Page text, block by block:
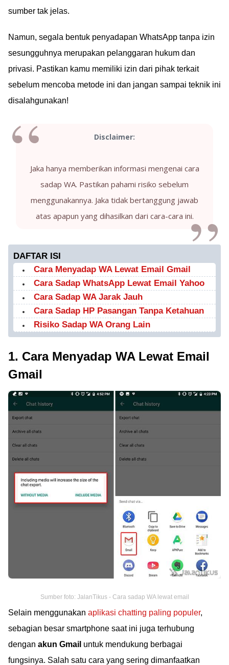
sumber tak jelas.
Namun, segala bentuk penyadapan WhatsApp tanpa izin
sesungguhnya merupakan pelanggaran hukum dan
privasi. Pastikan kamu memiliki izin dari pihak terkait
sebelum mencoba metode ini dan jangan sampai teknik ini
disalahgunakan!
Disclaimer:
Jaka hanya memberikan informasi mengenai cara
sadap WA. Pastikan pahami risiko sebelum
menggunakannya. Jaka tidak bertanggung jawab
atas apapun yang dihasilkan dari cara-cara ini.
DAFTAR ISI
Cara Menyadap WA Lewat Email Gmail
Cara Sadap WhatsApp Lewat Email Yahoo
Cara Sadap WA Jarak Jauh
Cara Sadap HP Pasangan Tanpa Ketahuan
Risiko Sadap WA Orang Lain
1. Cara Menyadap WA Lewat Email
Gmail
Sumber foto: JalanTikus - Cara sadap WA lewat email
Selain menggunakan aplikasi chatting paling populer,
sebagian besar smartphone saat ini juga terhubung
dengan akun Gmail untuk mendukung berbagai
fungsinya. Salah satu cara yang sering dimanfaatkan